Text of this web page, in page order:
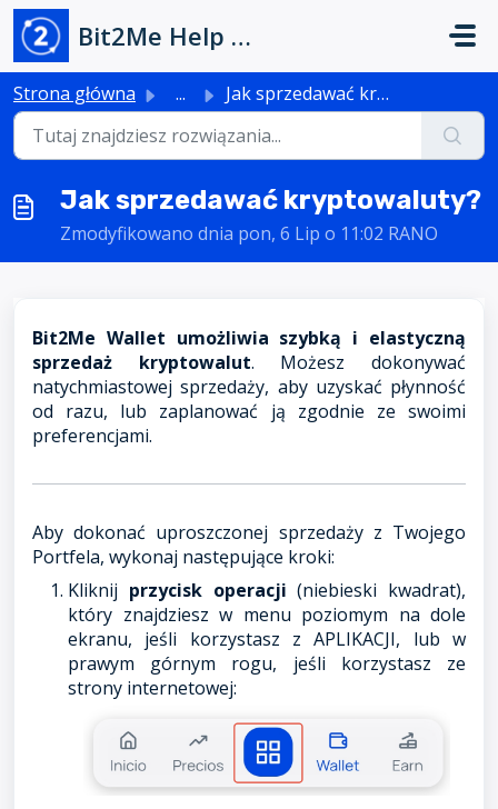
Przejdź do głównej treści
Bit2Me Help Center
Strona główna ... Jak sprzedawać kryptowaluty?
Jak sprzedawać kryptowaluty?
Zmodyfikowano dnia pon, 6 Lip o 11:02 RANO
Bit2Me Wallet umożliwia szybką i elastyczną
sprzedaż kryptowalut. Możesz dokonywać
natychmiastowej sprzedaży, aby uzyskać płynność
od razu, lub zaplanować ją zgodnie ze swoimi
preferencjami.
Aby dokonać uproszczonej sprzedaży z Twojego
Portfela, wykonaj następujące kroki:
Kliknij przycisk operacji (niebieski kwadrat),
który znajdziesz w menu poziomym na dole
ekranu, jeśli korzystasz z APLIKACJI, lub w
prawym górnym rogu, jeśli korzystasz ze
strony internetowej: